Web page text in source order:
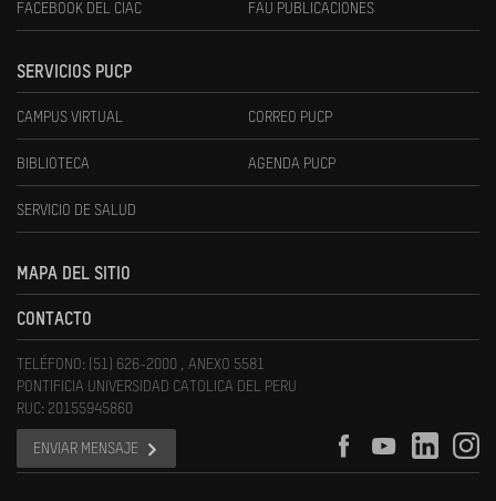
FACEBOOK DEL CIAC FAU PUBLICACIONES
SERVICIOS PUCP
CAMPUS VIRTUAL CORREO PUCP
BIBLIOTECA AGENDA PUCP
SERVICIO DE SALUD
MAPA DEL SITIO
CONTACTO
TELÉFONO: (51) 626-2000 , ANEXO 5581
PONTIFICIA UNIVERSIDAD CATOLICA DEL PERU
RUC: 20155945860
ENVIAR MENSAJE